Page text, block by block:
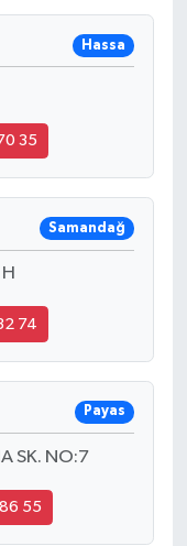
Hassa
35
Samandağ
74
Payas
SK. NO:7
55